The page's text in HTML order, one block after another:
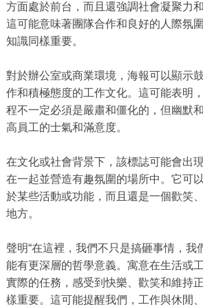
方面處於前台，而且還強調社會凝聚力
這可能意味著團隊合作和良好的人際氛
知識同樣重要。
對於辦公室或商業環境，海報可以顯示
作和積極態度的工作文化。這可能表明
程不一定必須是嚴肅和僵化的，但幽默
高員工的士氣和滿意度。
在文化或社會背景下，該標誌可能會出
在一起並營造有趣氛圍的場所中。它可
於某些活動或功能，而且還是一個歡笑
地方。
聲明“在這裡，我們不只是搞砸事情，我
能有更深層的哲學意義。寓意在生活或
實際的任務，感受到快樂、歡笑和維持
樣重要。這可能提醒我們，工作與休閒